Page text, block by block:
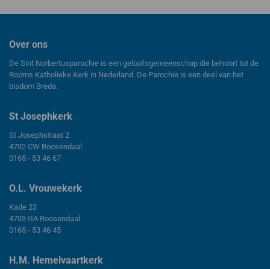
Over ons
De Sint Norbertusparochie is een geloofsgemeenschap die behoort tot de
Rooms Katholieke Kerk in Nederland. De Parochie is een deel van het
bisdom Breda.
St Josephkerk
St Josephstraat 2
4702 CW Roosendaal
0165 - 53 46 67
O.L. Vrouwekerk
Kade 23
4703 GA Roosendaal
0165 - 53 46 45
H.M. Hemelvaartkerk